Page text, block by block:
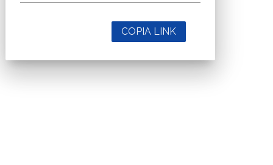
COPIA LINK